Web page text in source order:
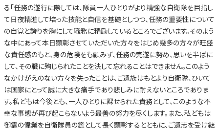
る「任務の遂行に際しては、隊員一人ひとりがより精強な自衛隊を目指し
て日夜精進して培った技能と自信を基礎としつつ、任務の重要性について
の自覚と誇りを胸にして職務に精励しているところでございます。そのよう
な中にあって本日顕彰させていただいた方々をはじめ幾多の方々が旺盛
な責任感のもと、身の危険をも顧みず、任務の完遂に努め、思いを半ばに
して、その職に殉じられたことを決して忘れることはできません。このよう
なかけがえのない方々を失ったことは、ご遺族はもとより自衛隊、ひいて
は国家にとって誠に大きな痛手であり悲しみに耐えないところでありま
す。私どもは今後とも、一人ひとりに課せられた責務として、このような不
幸な事態が再び起こらないよう最善の努力を尽くします。また、私どもは
御霊の偉業を自衛隊員の鑑として長く顕彰するとともに、ご遺志を受け継